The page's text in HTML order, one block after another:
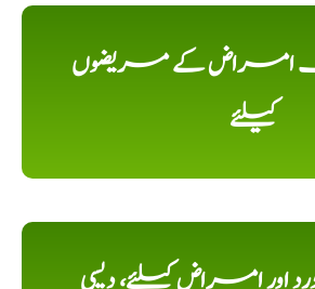
امراض کے مریضوں
کیلئے
اور امراض کیلئے، دیسی